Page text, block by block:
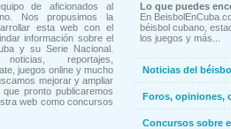
de aficionados al
Nos propusimos la
esta web con el
información sobre el
y su Serie Nacional.
reportajes,
juegos online y mucho
mejorar y ampliar
pronto publicaremos
web como concursos
Lo que puedes
En
béisbol cubano,
los juegos y más...
Noticias del
Foros, opiniones,
Concursos sobre